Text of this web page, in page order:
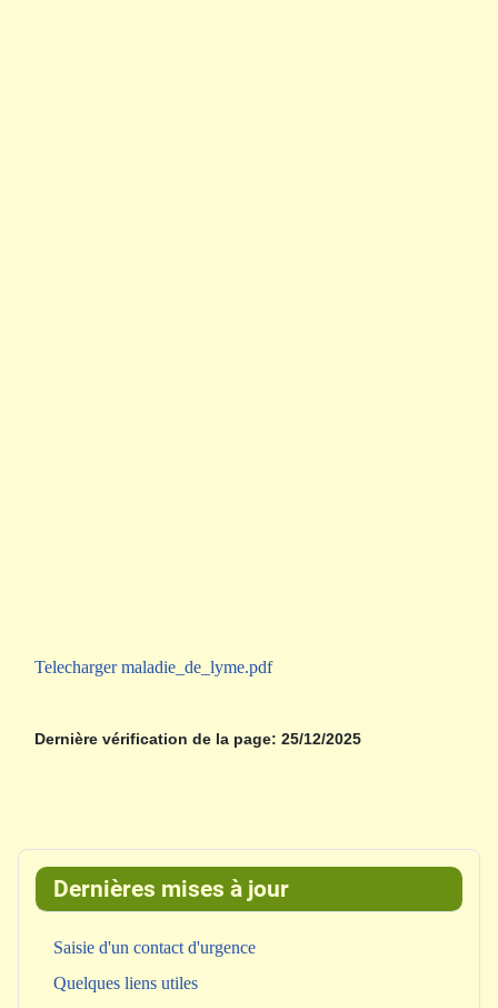
Telecharger maladie_de_lyme.pdf
Dernière vérification de la page: 25/12/2025
Dernières mises à jour
Saisie d'un contact d'urgence
Quelques liens utiles